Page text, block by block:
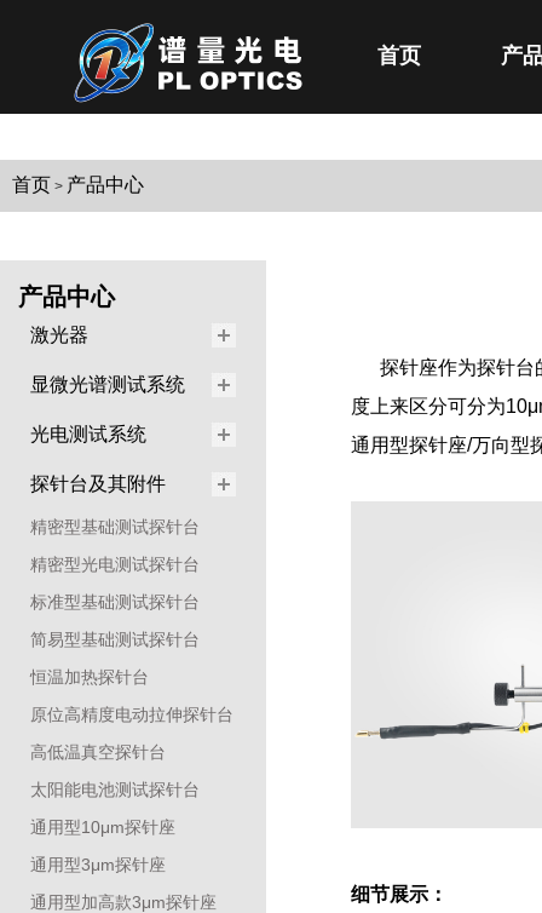
首页 产
首页 > 产品中心
产品中心
激光器
显微光谱测试系统
光电测试系统
探针台及其附件
精密型基础测试探针台
精密型光电测试探针台
标准型基础测试探针台
简易型基础测试探针台
恒温加热探针台
原位高精度电动拉伸探针台
高低温真空探针台
太阳能电池测试探针台
通用型10μm探针座
通用型3μm探针座
通用型加高款3μm探针座
探针座作为探针台
度上来区分可分为
通用型探针座/万向型
细节展示：